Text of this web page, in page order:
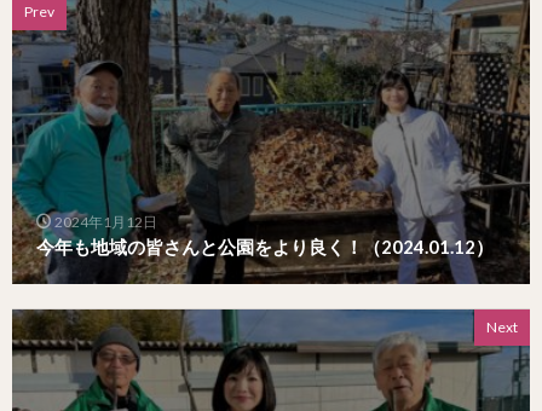
Prev
2024年1月12日
今年も地域の皆さんと公園をより良く！（2024.01.12）
Next